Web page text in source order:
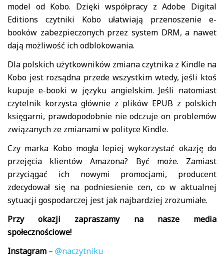
model od Kobo. Dzięki współpracy z Adobe Digital
Editions czytniki Kobo ułatwiają przenoszenie e-
booków zabezpieczonych przez system DRM, a nawet
dają możliwość ich odblokowania.
Dla polskich użytkowników zmiana czytnika z Kindle na
Kobo jest rozsądna przede wszystkim wtedy, jeśli ktoś
kupuje e-booki w języku angielskim. Jeśli natomiast
czytelnik korzysta głównie z plików EPUB z polskich
księgarni, prawdopodobnie nie odczuje on problemów
związanych ze zmianami w polityce Kindle.
Czy marka Kobo mogła lepiej wykorzystać okazję do
przejęcia klientów Amazona? Być może. Zamiast
przyciągać ich nowymi promocjami, producent
zdecydował się na podniesienie cen, co w aktualnej
sytuacji gospodarczej jest jak najbardziej zrozumiałe.
Przy okazji zapraszamy na nasze media
społecznościowe!
Instagram – @naczytniku